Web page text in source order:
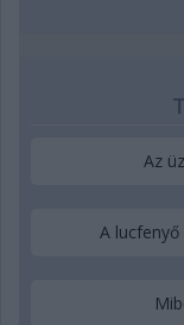
Az
A